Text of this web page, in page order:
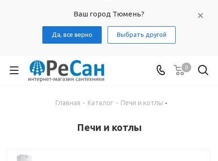
Ваш город Тюмень?
Да, все верно Выбрать другой
0
Главная - Каталог - Печи и котлы
Печи и котлы